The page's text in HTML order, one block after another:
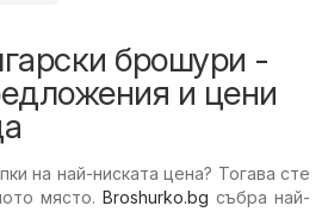
брошури -
и цени
на най-ниската цена? Тогава сте
място. Broshurko.bg събра най-